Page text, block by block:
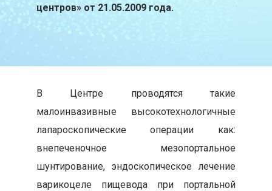
центров» от 21.05.2009 года.
В Центре проводятся такие
малоинвазивные высокотехнологичные
лапароскопические операции как:
внепеченочное мезопортальное
шунтирование, эндоскопическое лечение
варикоцеле пищевода при портальной